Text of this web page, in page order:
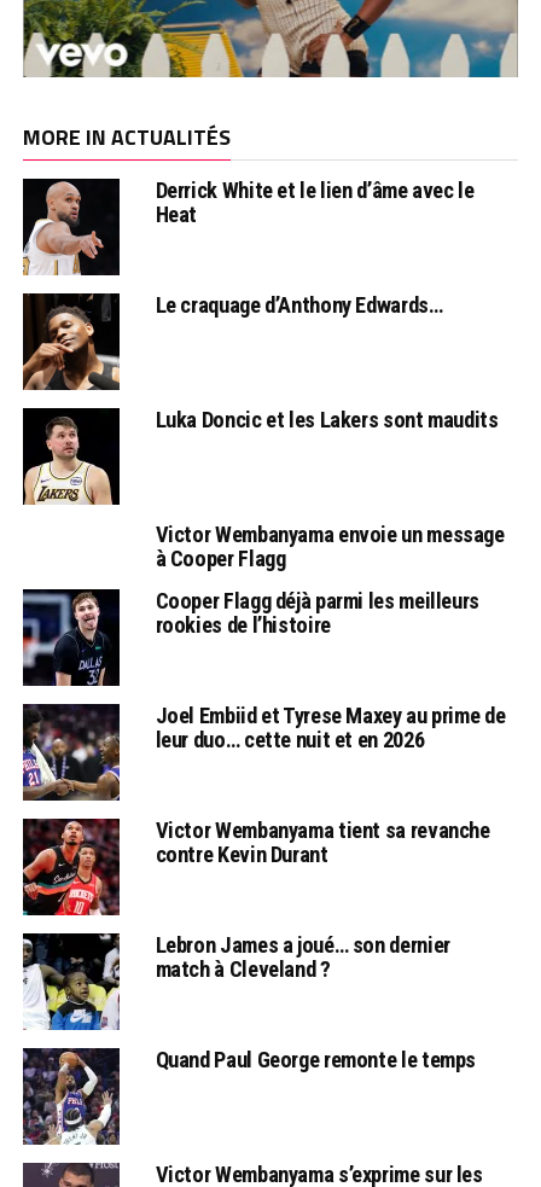
MORE IN ACTUALITÉS
Derrick White et le lien d’âme avec le
Heat
Le craquage d’Anthony Edwards…
Luka Doncic et les Lakers sont maudits
Victor Wembanyama envoie un message
à Cooper Flagg
Cooper Flagg déjà parmi les meilleurs
rookies de l’histoire
Joel Embiid et Tyrese Maxey au prime de
leur duo… cette nuit et en 2026
Victor Wembanyama tient sa revanche
contre Kevin Durant
Lebron James a joué… son dernier
match à Cleveland ?
Quand Paul George remonte le temps
Victor Wembanyama s’exprime sur les